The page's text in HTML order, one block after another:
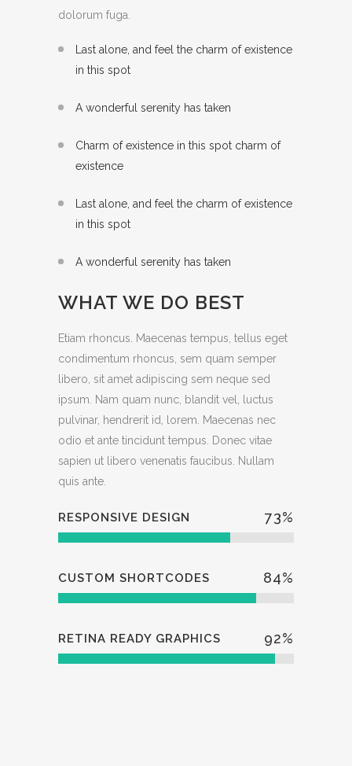
dolorum fuga.
Last alone, and feel the charm of existence
in this spot
A wonderful serenity has taken
Charm of existence in this spot charm of
existence
Last alone, and feel the charm of existence
in this spot
A wonderful serenity has taken
WHAT WE DO BEST
Etiam rhoncus. Maecenas tempus, tellus eget
condimentum rhoncus, sem quam semper
libero, sit amet adipiscing sem neque sed
ipsum. Nam quam nunc, blandit vel, luctus
pulvinar, hendrerit id, lorem. Maecenas nec
odio et ante tincidunt tempus. Donec vitae
sapien ut libero venenatis faucibus. Nullam
quis ante.
RESPONSIVE DESIGN 73%
CUSTOM SHORTCODES 84%
RETINA READY GRAPHICS 92%